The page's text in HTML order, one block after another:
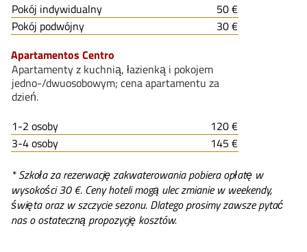
Pokój indywidualny
50 €
Pokój podwójny
30 €
Apartamentos Centro
Apartamenty z kuchnią, łazienką i pokojem
jedno-/dwuosobowym; cena apartamentu za
dzień.
1-2 osoby
120 €
3-4 osoby
145 €
* Szkoła za rezerwację zakwaterowania pobiera opłatę w
wysokości 30 €. Ceny hoteli mogą ulec zmianie w weekendy,
święta oraz w szczycie sezonu. Dlatego prosimy zawsze pytać
nas o ostateczną propozycję kosztów.